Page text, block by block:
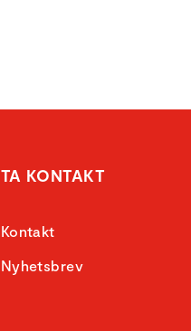
TA KONTAKT
Kontakt
Nyhetsbrev